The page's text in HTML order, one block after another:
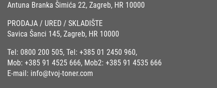
Antuna Branka Šimića 22, Zagreb, HR 10000
PRODAJA / URED / SKLADIŠTE
Savica Šanci 145, Zagreb, HR 10000
Tel: 0800 200 505, Tel: +385 01 2450 960,
Mob: +385 91 4525 666, Mob2: +385 91 4535 666
E-mail: info@tvoj-toner.com